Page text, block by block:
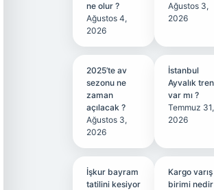
ne olur ?
Ağustos 4,
2026
Ağustos 3,
2026
2025’te av
sezonu ne
zaman
açılacak ?
Ağustos 3,
2026
İstanbul
Ayvalık tren
var mı ?
Temmuz 31,
2026
İşkur bayram
tatilini kesiyor
Kargo varış
birimi nedir